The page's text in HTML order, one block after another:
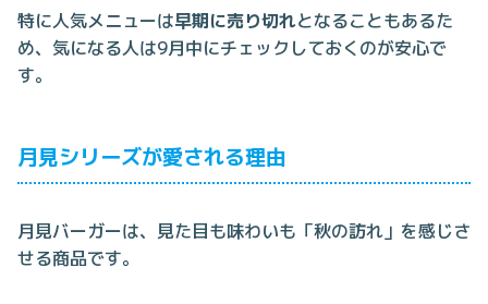
特に人気メニューは早期に売り切れとなることもあるた
め、気になる人は9月中にチェックしておくのが安心で
す。
月見シリーズが愛される理由
月見バーガーは、見た目も味わいも「秋の訪れ」を感じさ
せる商品です。